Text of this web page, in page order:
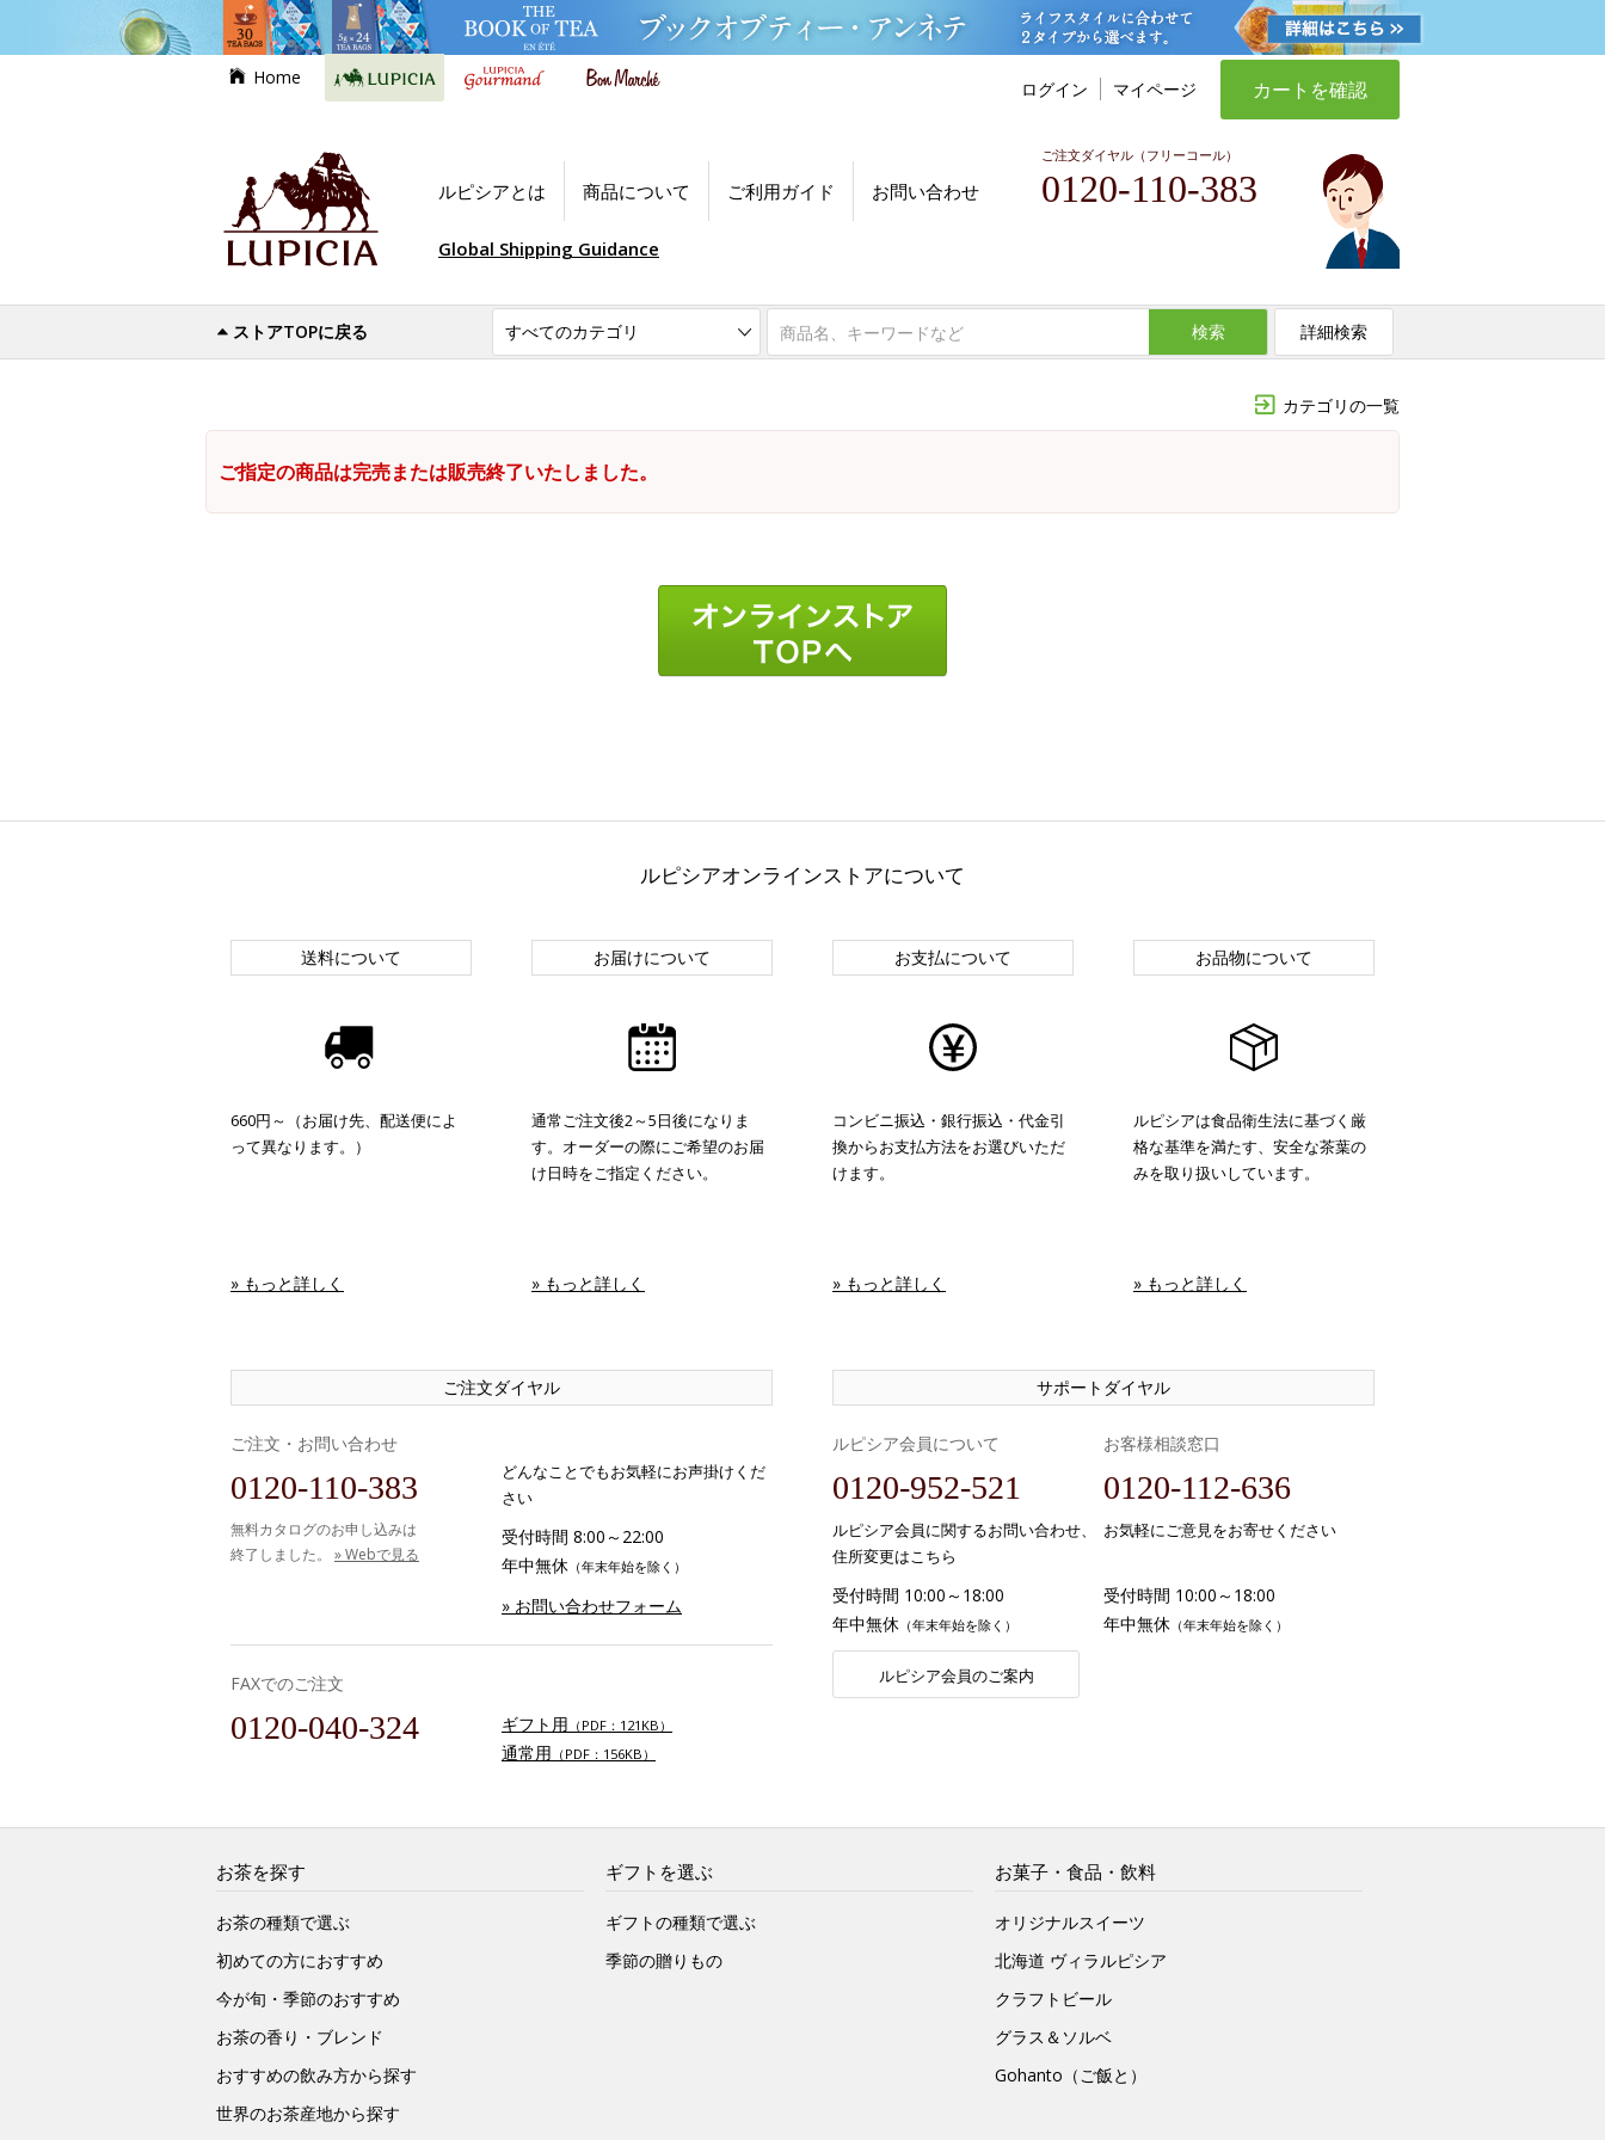
Home
ログイン マイページ カートを確認
ルピシアとは 商品について ご利用ガイド お問い合わせ
ご注文ダイヤル（フリーコール）
0120-110-383
Global Shipping Guidance
ストアTOPに戻る 検索 詳細検索
カテゴリの一覧
ご指定の商品は完売または販売終了いたしました。
ルピシアオンラインストアについて
送料について
660円～（お届け先、配送便によ
って異なります。）
» もっと詳しく
お届けについて
通常ご注文後2～5日後になりま
す。オーダーの際にご希望のお届
け日時をご指定ください。
» もっと詳しく
お支払について
コンビニ振込・銀行振込・代金引
換からお支払方法をお選びいただ
けます。
» もっと詳しく
お品物について
ルピシアは食品衛生法に基づく厳
格な基準を満たす、安全な茶葉の
みを取り扱いしています。
» もっと詳しく
ご注文ダイヤル
ご注文・お問い合わせ
0120-110-383
無料カタログのお申し込みは
終了しました。 » Webで見る
どんなことでもお気軽にお声掛けくだ
さい
受付時間 8:00～22:00
年中無休 （年末年始を除く）
» お問い合わせフォーム
FAXでのご注文
0120-040-324 ギフト用 （PDF：121KB）
通常用 （PDF：156KB）
サポートダイヤル
ルピシア会員について
0120-952-521
ルピシア会員に関するお問い合わせ、
住所変更はこちら
受付時間 10:00～18:00
年中無休 （年末年始を除く）
ルピシア会員のご案内
お客様相談窓口
0120-112-636
お気軽にご意見をお寄せください
受付時間 10:00～18:00
年中無休 （年末年始を除く）
お茶を探す
お茶の種類で選ぶ
初めての方におすすめ
今が旬・季節のおすすめ
お茶の香り・ブレンド
おすすめの飲み方から探す
世界のお茶産地から探す
ギフトを選ぶ
ギフトの種類で選ぶ
季節の贈りもの
お菓子・食品・飲料
オリジナルスイーツ
北海道 ヴィラルピシア
クラフトビール
グラス＆ソルベ
Gohanto（ご飯と）